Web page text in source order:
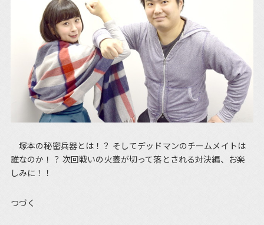
塚本の秘密兵器とは！？ そしてデッドマンのチームメイトは
誰なのか！？ 次回戦いの火蓋が切って落とされる対決編、お楽
しみに！！
つづく